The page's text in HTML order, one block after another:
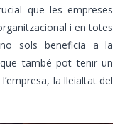
que les empreses
i en totes
sols beneficia a la
també pot tenir un
la lleialtat del